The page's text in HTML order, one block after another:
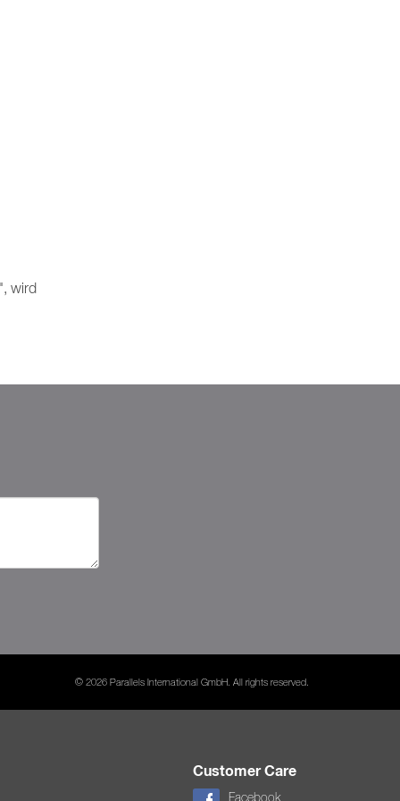
wird
© 2026 Parallels International GmbH. All rights reserved.
Customer Care
Facebook